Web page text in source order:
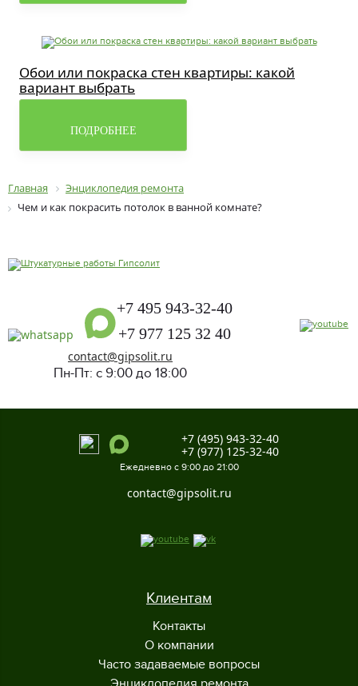
Обои или покраска стен квартиры: какой
вариант выбрать
ПОДРОБНЕЕ
Главная
Энциклопедия ремонта
Чем и как покрасить потолок в ванной комнате?
+7 495 943-32-40
+7 977 125 32 40
contact@gipsolit.ru
Пн-Пт: с 9:00 до 18:00
+7 (495) 943-32-40
+7 (977) 125-32-40
Ежедневно с 9:00 до 21:00
contact@gipsolit.ru
Клиентам
Контакты
О компании
Часто задаваемые вопросы